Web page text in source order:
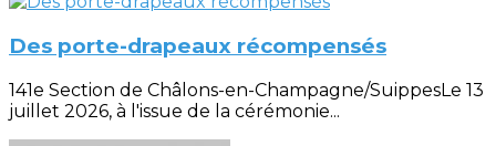
Des porte-drapeaux récompensés
141e Section de Châlons-en-Champagne/SuippesLe 13
juillet 2026, à l'issue de la cérémonie...